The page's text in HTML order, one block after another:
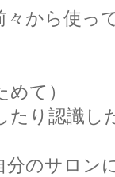
々から使っ
て）
たり認識し
分のサロン